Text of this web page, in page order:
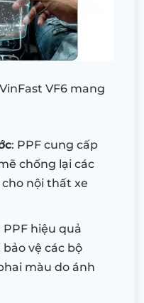
VF6 mang
: PPF cung cấp
chống lại các
nội thất xe
PPF hiệu quả
vệ các bộ
màu do ánh